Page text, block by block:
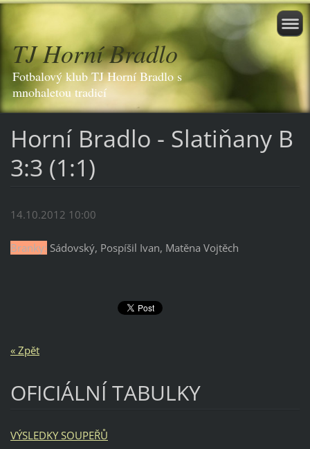
TJ Horní Bradlo
Fotbalový klub TJ Horní Bradlo s
mnohaletou tradicí
Horní Bradlo - Slatiňany B
3:3 (1:1)
14.10.2012 10:00
Branky: Sádovský, Pospíšil Ivan, Matěna Vojtěch
« Zpět
OFICIÁLNÍ TABULKY
VÝSLEDKY SOUPEŘŮ